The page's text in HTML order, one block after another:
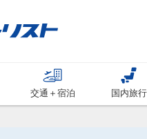
交通＋宿泊 国内旅行